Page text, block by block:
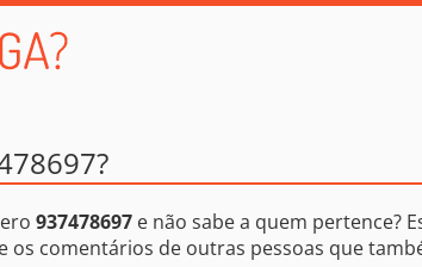
937478697 e não sabe a quem pertence?
os comentários de outras pessoas que